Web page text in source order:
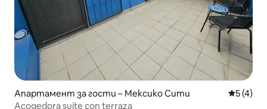
Апартамент за гости – Мексико Сити Средна
5 (4)
Acogedora suite con terraza